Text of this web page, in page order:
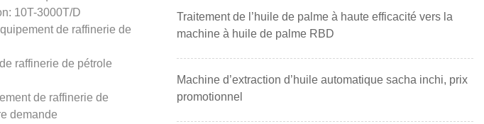
10T-3000T/D
de raffinerie de
raffinerie de pétrole
de raffinerie de
demande
Traitement de l’huile de palme à haute efficacité vers la
machine à huile de palme RBD
Machine d’extraction d’huile automatique sacha inchi, prix
promotionnel